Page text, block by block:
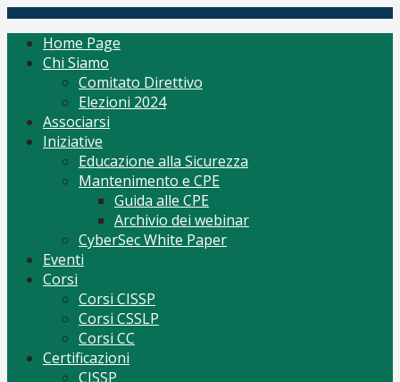
Skip
to
content
(ISC)2 Italy Chapter
Tutto per CISSP Corsi Orientamento mantenimento
Home Page
Chi Siamo
Comitato Direttivo
Elezioni 2024
Associarsi
Iniziative
Educazione alla Sicurezza
Mantenimento e CPE
Guida alle CPE
Archivio dei webinar
CyberSec White Paper
Eventi
Corsi
Corsi CISSP
Corsi CSSLP
Corsi CC
Certificazioni
CISSP